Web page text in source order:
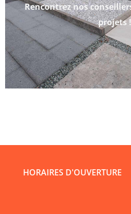
Rencontrez nos
projets !
HORAIRES D'OUVERTURE